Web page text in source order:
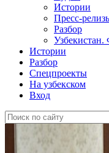
Истории
Пресс-
Разбор
Истории
Разбор
Спецпроекты
На узбекском
Вход